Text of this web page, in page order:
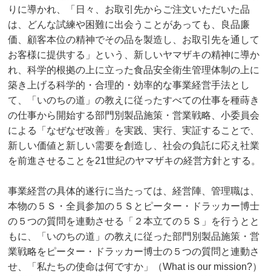
りに導かれ、「日々、お取引先からご注文いただいた品
は、どんな試練や困難に出会うことがあっても、良品廉
価、顧客本位の精神でその品を製造し、お取引先を通して
お客様に提供する」という、新しいヤマザキの精神に導か
れ、科学的根拠の上に立った食品安全衛生管理体制の上に
築き上げる科学的・合理的・効率的な事業経営手法とし
て、「いのちの道」の教えに従ったすべての仕事を種蒔き
の仕事から開始する部門別製品施策・営業戦略、小委員会
による「なぜなぜ改善」を実践、実行、実証することで、
新しい価値と新しい需要を創造し、社会の負託に応え社業
を前進させることを21世紀のヤマザキの経営方針とする。
事業経営の具体的遂行に当たっては、経営陣、管理職は、
本物の５Ｓ・全員参加の５Ｓとピーター・ドラッカー博士
の５つの質問を連動させる「２本立ての５Ｓ」を行うとと
もに、「いのちの道」の教えに従った部門別製品施策・営
業戦略をピーター・ドラッカー博士の５つの質問と連動さ
せ、「私たちの使命は何ですか」（What is our mission?）